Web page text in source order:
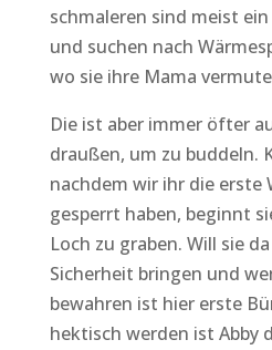
schmaleren sind meist
und suchen nach
wo sie ihre Mama
Die ist aber immer öfter
draußen, um zu buddeln.
nachdem wir ihr die erste
gesperrt haben, beginnt
Loch zu graben. Will sie
Sicherheit bringen und
bewahren ist hier erste
hektisch werden ist Abby